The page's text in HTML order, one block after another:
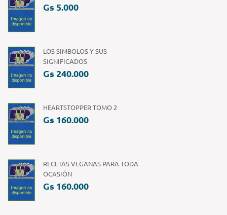
Gs 5.000
LOS SIMBOLOS Y SUS
SIGNIFICADOS
Gs 240.000
HEARTSTOPPER TOMO 2
Gs 160.000
RECETAS VEGANAS PARA TODA
OCASIÓN
Gs 160.000